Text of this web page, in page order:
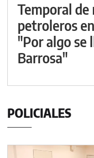
Temporal
petroleros
"Por algo se
Barrosa"
POLICIALES